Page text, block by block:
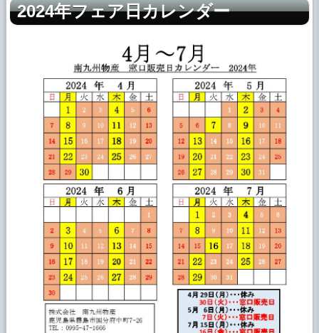
2024年フェア日カレンダー